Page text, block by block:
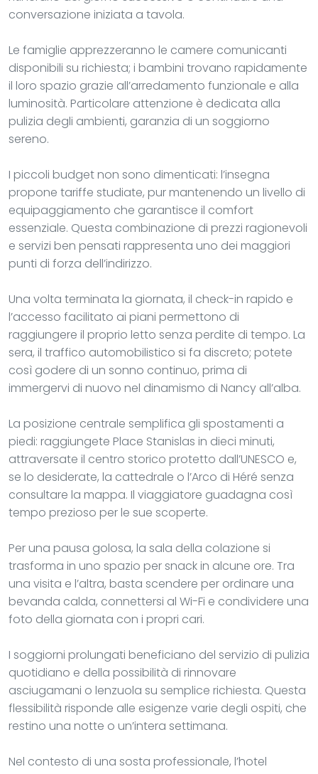
conversazione iniziata a tavola.
Le famiglie apprezzeranno le camere comunicanti
disponibili su richiesta; i bambini trovano rapidamente
il loro spazio grazie all’arredamento funzionale e alla
luminosità. Particolare attenzione è dedicata alla
pulizia degli ambienti, garanzia di un soggiorno
sereno.
I piccoli budget non sono dimenticati: l’insegna
propone tariffe studiate, pur mantenendo un livello di
equipaggiamento che garantisce il comfort
essenziale. Questa combinazione di prezzi ragionevoli
e servizi ben pensati rappresenta uno dei maggiori
punti di forza dell’indirizzo.
Una volta terminata la giornata, il check-in rapido e
l’accesso facilitato ai piani permettono di
raggiungere il proprio letto senza perdite di tempo. La
sera, il traffico automobilistico si fa discreto; potete
così godere di un sonno continuo, prima di
immergervi di nuovo nel dinamismo di Nancy all’alba.
La posizione centrale semplifica gli spostamenti a
piedi: raggiungete Place Stanislas in dieci minuti,
attraversate il centro storico protetto dall’UNESCO e,
se lo desiderate, la cattedrale o l’Arco di Héré senza
consultare la mappa. Il viaggiatore guadagna così
tempo prezioso per le sue scoperte.
Per una pausa golosa, la sala della colazione si
trasforma in uno spazio per snack in alcune ore. Tra
una visita e l’altra, basta scendere per ordinare una
bevanda calda, connettersi al Wi-Fi e condividere una
foto della giornata con i propri cari.
I soggiorni prolungati beneficiano del servizio di pulizia
quotidiano e della possibilità di rinnovare
asciugamani o lenzuola su semplice richiesta. Questa
flessibilità risponde alle esigenze varie degli ospiti, che
restino una notte o un’intera settimana.
Nel contesto di una sosta professionale, l’hotel